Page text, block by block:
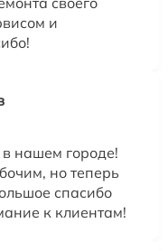
и
нашем городе!
но теперь
спасибо
к клиентам!